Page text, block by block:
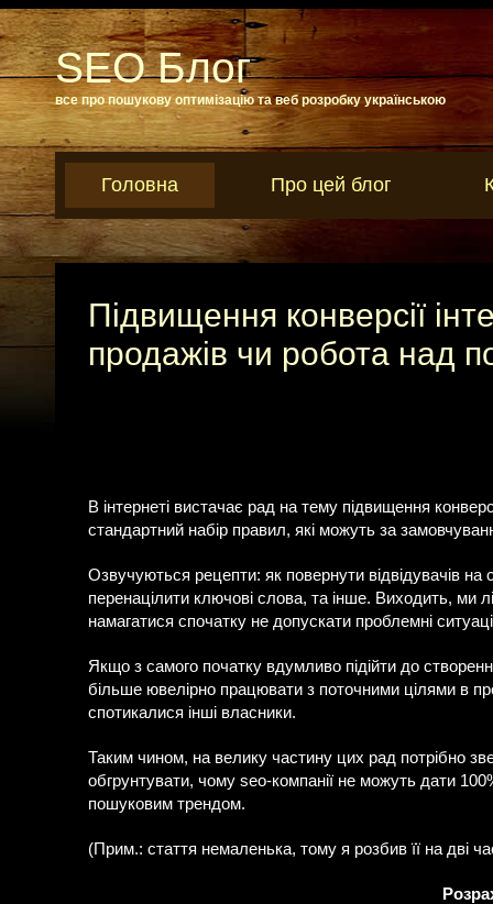
SEO Блог
все про пошукову оптимізацію та веб розробку українською
Головна Про цей блог
Підвищення конверсії
продажів чи робота над
В інтернеті вистачає рад на тему підвищення
стандартний набір правил, які можуть за
Озвучуються рецепти: як повернути відвідувачів
перенацілити ключові слова, та інше. Виходить, ми
намагатися спочатку не допускати проблемні
Якщо з самого початку вдумливо підійти до
більше ювелірно працювати з поточними цілями в
спотикалися інші власники.
Таким чином, на велику частину цих рад потрібно
обгрунтувати, чому seo-компанії не можуть дати
пошуковим трендом.
(Прим.: стаття немаленька, тому я розбив її на дві